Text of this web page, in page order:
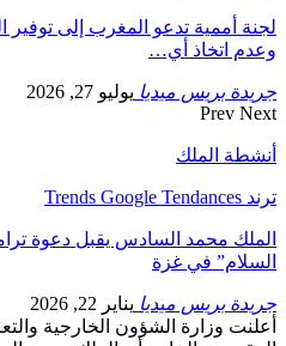
لجنة أممية تدعو المغرب إلى توفير
وعدم اتخاذ أي…
جريدة بريس ميديا يوليو 27, 2026
Prev Next
أنشطة الملك
ترند Trends Google Tendances
الملك محمد السادس يقبل دعوة
السلام” في غزة
جريدة بريس ميديا يناير 22, 2026
أعلنت وزارة الشؤون الخارجية